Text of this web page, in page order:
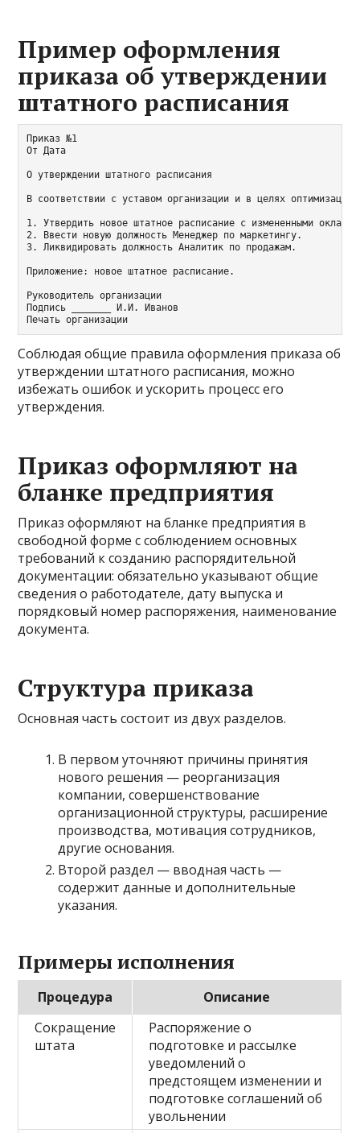
Пример оформления
приказа об утверждении
штатного расписания
Приказ №1
От Дата
О утверждении штатного расписания
В соответствии с уставом организации и в целях оптимизации
1. Утвердить новое штатное расписание с измененными
2. Ввести новую должность Менеджер по маркетингу.
3. Ликвидировать должность Аналитик по продажам.
Приложение: новое штатное расписание.
Руководитель организации
Подпись _______ И.И. Иванов
Соблюдая общие правила оформления приказа об
утверждении штатного расписания, можно
избежать ошибок и ускорить процесс его
утверждения.
Приказ оформляют на
бланке предприятия
Приказ оформляют на бланке предприятия в
свободной форме с соблюдением основных
требований к созданию распорядительной
документации: обязательно указывают общие
сведения о работодателе, дату выпуска и
порядковый номер распоряжения, наименование
документа.
Структура приказа
Основная часть состоит из двух разделов.
В первом уточняют причины принятия
нового решения — реорганизация
компании, совершенствование
организационной структуры, расширение
производства, мотивация сотрудников,
другие основания.
Второй раздел — вводная часть —
содержит данные и дополнительные
указания.
Примеры исполнения
Процедура
Описание
Сокращение
штата
Распоряжение о
подготовке и рассылке
уведомлений о
предстоящем изменении и
подготовке соглашений об
увольнении